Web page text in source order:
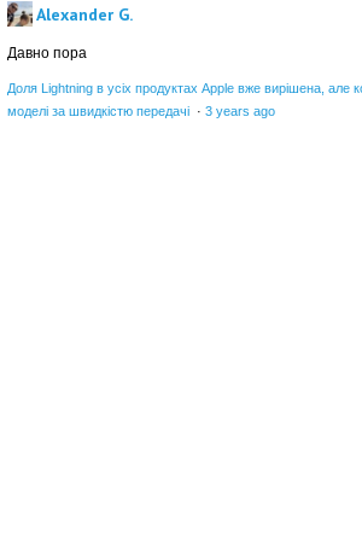
Alexander G.
Давно пора
Доля Lightning в усіх продуктах Apple вже вирішена, але
моделі за швидкістю передачі · 3 years ago